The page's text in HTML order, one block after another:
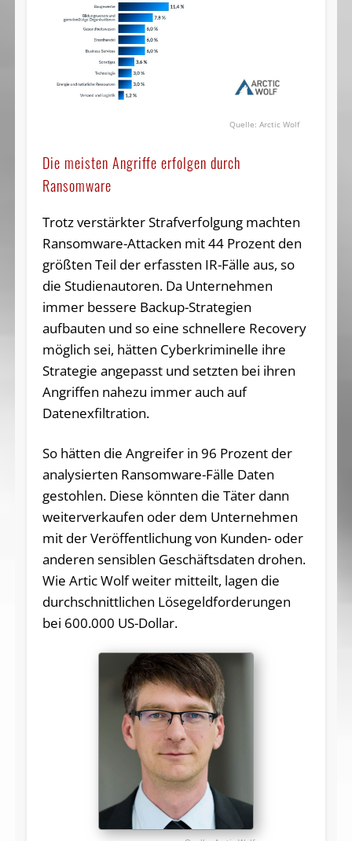
Arctic Wolf
Die meisten Angriffe erfolgen durch
Ransomware
Trotz verstärkter Strafverfolgung machten
Ransomware-Attacken mit 44 Prozent den
größten Teil der erfassten IR-Fälle aus, so
die Studienautoren. Da Unternehmen
immer bessere Backup-Strategien
aufbauten und so eine schnellere Recovery
möglich sei, hätten Cyberkriminelle ihre
Strategie angepasst und setzten bei ihren
Angriffen nahezu immer auch auf
Datenexfiltration.
So hätten die Angreifer in 96 Prozent der
analysierten Ransomware-Fälle Daten
gestohlen. Diese könnten die Täter dann
weiterverkaufen oder dem Unternehmen
mit der Veröffentlichung von Kunden- oder
anderen sensiblen Geschäftsdaten drohen.
Wie Artic Wolf weiter mitteilt, lagen die
durchschnittlichen Lösegeldforderungen
bei 600.000 US-Dollar.